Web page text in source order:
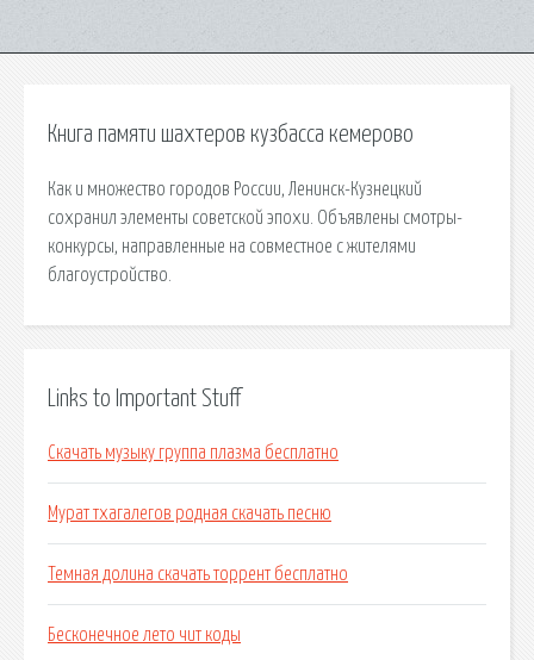
Книга памяти шахтеров кузбасса кемерово
Как и множество городов России, Ленинск-Кузнецкий
сохранил элементы советской эпохи. Объявлены смотры-
конкурсы, направленные на совместное с жителями
благоустройство.
Links to Important Stuff
Скачать музыку группа плазма бесплатно
Мурат тхагалегов родная скачать песню
Темная долина скачать торрент бесплатно
Бесконечное лето чит коды